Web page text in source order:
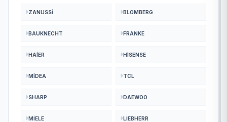
ZANUSSI BLOMBERG
BAUKNECHT FRANKE
HAIER HISENSE
MIDEA TCL
SHARP DAEWOO
MIELE LIEBHERR